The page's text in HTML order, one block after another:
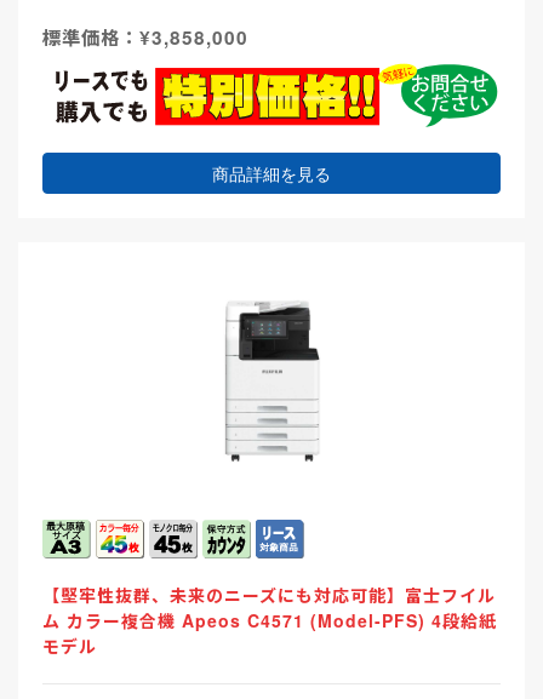
標準価格：¥3,858,000
商品詳細を見る
【堅牢性抜群、未来のニーズにも対応可能】富士フイル
ム カラー複合機 Apeos C4571 (Model-PFS) 4段給紙
モデル